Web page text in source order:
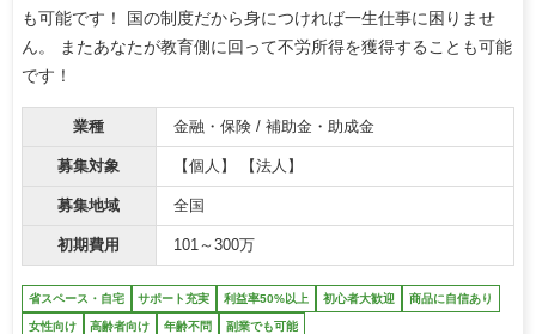
も可能です！ 国の制度だから身につければ一生仕事に困りませ
ん。 またあなたが教育側に回って不労所得を獲得することも可能
です！
業種 金融・保険 / 補助金・助成金
募集対象 【個人】 【法人】
募集地域 全国
初期費用 101～300万
省スペース・自宅 サポート充実 利益率50%以上 初心者大歓迎 商品に自信あり
女性向け 高齢者向け 年齢不問 副業でも可能